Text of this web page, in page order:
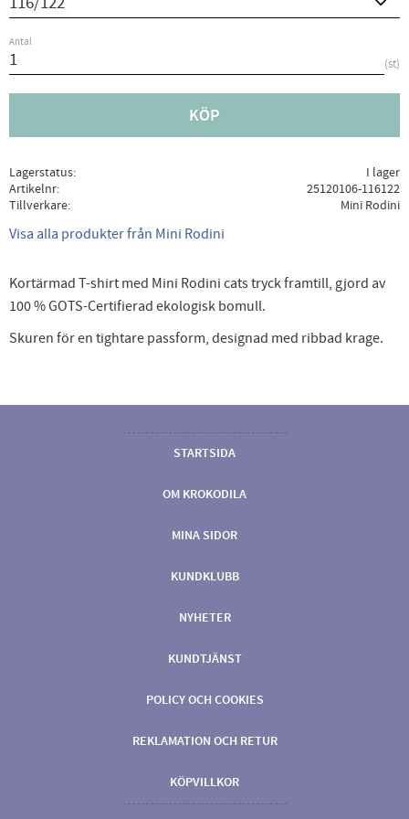
Antal
st
KÖP
Lagerstatus
I lager
Artikelnr
25120106-116122
Tillverkare
Mini Rodini
Visa alla produkter från Mini Rodini
Kortärmad T-shirt med Mini Rodini cats tryck framtill, gjord av
100 % GOTS-Certifierad ekologisk bomull.
Skuren för en tightare passform, designad med ribbad krage.
STARTSIDA
OM KROKODILA
MINA SIDOR
KUNDKLUBB
NYHETER
KUNDTJÄNST
POLICY OCH COOKIES
REKLAMATION OCH RETUR
KÖPVILLKOR